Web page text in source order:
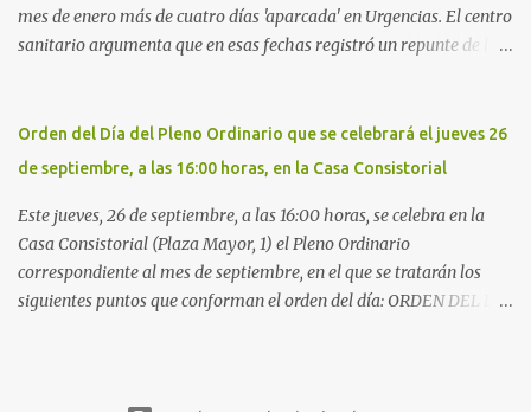
mes de enero más de cuatro días 'aparcada' en Urgencias. El centro
sanitario argumenta que en esas fechas registró un repunte de las
arritmia y agravamiento de su dolencia por culpa de un resfriado.
Por ello, la ingresaron a finales del año pasado en el Hospital
cama, en el pasillo, sin mantas y sin poder descansar. Su hija, que
ha denunciado el caso y que grabó un vídeo de la situación
extrema, aseguró que los pasillos estaban repletos de enfermos y
que faltaban médicos por las vacaciones de Navidad, además de
Orden del Día del Pleno Ordinario que se celebrará el jueves 26
de septiembre, a las 16:00 horas, en la Casa Consistorial
Este jueves, 26 de septiembre, a las 16:00 horas, se celebra en la
Casa Consistorial (Plaza Mayor, 1) el Pleno Ordinario
correspondiente al mes de septiembre, en el que se tratarán los
siguientes puntos que conforman el orden del día: ORDEN DEL DÍA